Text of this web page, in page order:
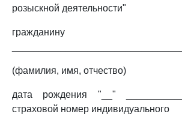
розыскной деятельности"
гражданину
(фамилия, имя, отчество)
дата рождения "__"
страховой номер индивидуального